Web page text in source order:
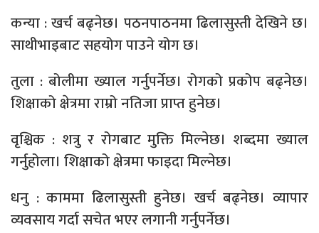
कन्या : खर्च बढ्नेछ। पठनपाठनमा ढिलासुस्ती देखिने छ।
साथीभाइबाट सहयोग पाउने योग छ।
तुला : बोलीमा ख्याल गर्नुपर्नेछ। रोगको प्रकोप बढ्नेछ।
शिक्षाको क्षेत्रमा राम्रो नतिजा प्राप्त हुनेछ।
वृश्चिक : शत्रु र रोगबाट मुक्ति मिल्नेछ। शब्दमा ख्याल
गर्नुहोला। शिक्षाको क्षेत्रमा फाइदा मिल्नेछ।
धनु : काममा ढिलासुस्ती हुनेछ। खर्च बढ्नेछ। व्यापार
व्यवसाय गर्दा सचेत भएर लगानी गर्नुपर्नेछ।